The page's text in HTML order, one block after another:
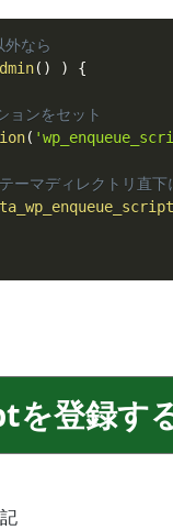
なら
( ) ) {
ンをセット
(
ーマディレクトリ直
登録す